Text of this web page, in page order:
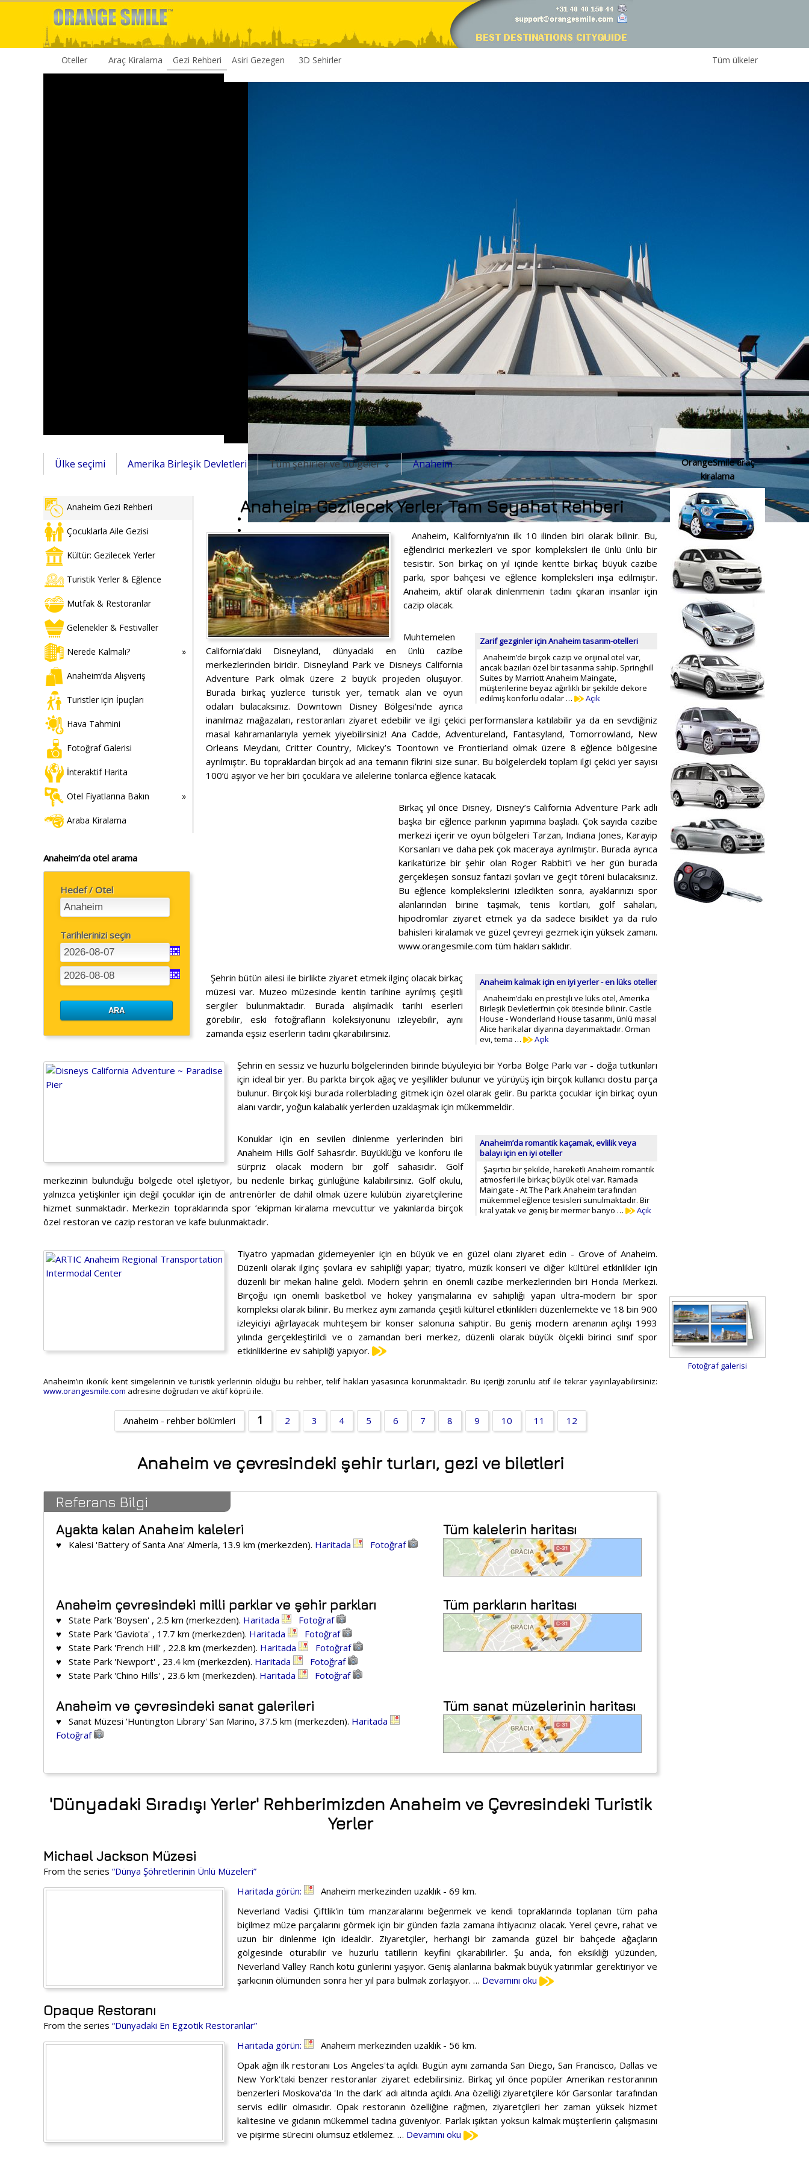
Oteller Araç Kiralama Gezi Rehberi Asiri Gezegen 3D Sehirler Tüm ülkeler
Ülke seçimi Amerika Birleşik Devletleri Tüm şehirler ve bölgeler ⇓ Anaheim
Anaheim Gezi Rehberi
Çocuklarla Aile Gezisi
Kültür: Gezilecek Yerler
Turistik Yerler & Eğlence
Mutfak & Restoranlar
Gelenekler & Festivaller
Nerede Kalmalı?
Anaheim’da Alışveriş
Turistler için İpuçları
Hava Tahmini
Fotoğraf Galerisi
İnteraktif Harita
Otel Fiyatlarına Bakın
Araba Kiralama
Anaheim’da otel arama
Hedef / Otel
Tarihlerinizi seçin
Anaheim Gezilecek Yerler. Tam Seyahat Rehberi
Anaheim, Kaliforniya’nın ilk 10 ilinden biri olarak bilinir. Bu,
eğlendirici merkezleri ve spor kompleksleri ile ünlü ünlü bir
tesistir. Son birkaç on yıl içinde kentte birkaç büyük cazibe
parkı, spor bahçesi ve eğlence kompleksleri inşa edilmiştir.
Anaheim, aktif olarak dinlenmenin tadını çıkaran insanlar için
cazip olacak.
Zarif gezginler için Anaheim tasarım-otelleri
Anaheim’de birçok cazip ve orijinal otel var,
ancak bazıları özel bir tasarıma sahip. Springhill
Suites by Marriott Anaheim Maingate,
müşterilerine beyaz ağırlıklı bir şekilde dekore
edilmiş konforlu odalar …
Açık
Muhtemelen
California’daki Disneyland, dünyadaki en ünlü cazibe
merkezlerinden biridir. Disneyland Park ve Disneys California
Adventure Park olmak üzere 2 büyük projeden oluşuyor.
Burada birkaç yüzlerce turistik yer, tematik alan ve oyun
odaları bulacaksınız. Downtown Disney Bölgesi’nde ayrıca
inanılmaz mağazaları, restoranları ziyaret edebilir ve ilgi çekici performanslara katılabilir ya da en sevdiğiniz
masal kahramanlarıyla yemek yiyebilirsiniz! Ana Cadde, Adventureland, Fantasyland, Tomorrowland, New
Orleans Meydanı, Critter Country, Mickey’s Toontown ve Frontierland olmak üzere 8 eğlence bölgesine
ayrılmıştır. Bu topraklardan birçok ad ana temanın fikrini size sunar. Bu bölgelerdeki toplam ilgi çekici yer sayısı
100’ü aşıyor ve her biri çocuklara ve ailelerine tonlarca eğlence katacak.
Birkaç yıl önce Disney, Disney’s California Adventure Park adlı
başka bir eğlence parkının yapımına başladı. Çok sayıda cazibe
merkezi içerir ve oyun bölgeleri Tarzan, Indiana Jones, Karayip
Korsanları ve daha pek çok maceraya ayrılmıştır. Burada ayrıca
karikatürize bir şehir olan Roger Rabbit’i ve her gün burada
gerçekleşen sonsuz fantazi şovları ve geçit töreni bulacaksınız.
Bu eğlence komplekslerini izledikten sonra, ayaklarınızı spor
alanlarından birine taşımak, tenis kortları, golf sahaları,
hipodromlar ziyaret etmek ya da sadece bisiklet ya da rulo
bahisleri kiralamak ve güzel çevreyi gezmek için yüksek zamanı.
www.orangesmile.com tüm hakları saklıdır.
Anaheim kalmak için en iyi yerler - en lüks oteller
Anaheim’daki en prestijli ve lüks otel, Amerika
Birleşik Devletleri’nin çok ötesinde bilinir. Castle
House - Wonderland House tasarımı, ünlü masal
Alice harikalar diyarına dayanmaktadır. Orman
evi, tema …
Açık
Şehrin bütün ailesi ile birlikte ziyaret etmek ilginç olacak birkaç
müzesi var. Muzeo müzesinde kentin tarihine ayrılmış çeşitli
sergiler bulunmaktadır. Burada alışılmadık tarihi eserleri
görebilir, eski fotoğrafların koleksiyonunu izleyebilir, aynı
zamanda eşsiz eserlerin tadını çıkarabilirsiniz.
Şehrin en sessiz ve huzurlu bölgelerinden birinde büyüleyici bir Yorba Bölge Parkı var - doğa tutkunları
için ideal bir yer. Bu parkta birçok ağaç ve yeşillikler bulunur ve yürüyüş için birçok kullanıcı dostu parça
bulunur. Birçok kişi burada rollerblading gitmek için özel olarak gelir. Bu parkta çocuklar için birkaç oyun
alanı vardır, yoğun kalabalık yerlerden uzaklaşmak için mükemmeldir.
Anaheim’da romantik kaçamak, evlilik veya
balayı için en iyi oteller
Şaşırtıcı bir şekilde, hareketli Anaheim romantik
atmosferi ile birkaç büyük otel var. Ramada
Maingate - At The Park Anaheim tarafından
mükemmel eğlence tesisleri sunulmaktadır. Bir
kral yatak ve geniş bir mermer banyo …
Açık
Konuklar için en sevilen dinlenme yerlerinden biri
Anaheim Hills Golf Sahası’dır. Büyüklüğü ve konforu ile
sürpriz olacak modern bir golf sahasıdır. Golf
merkezinin bulunduğu bölgede otel işletiyor, bu nedenle birkaç günlüğüne kalabilirsiniz. Golf okulu,
yalnızca yetişkinler için değil çocuklar için de antrenörler de dahil olmak üzere kulübün ziyaretçilerine
hizmet sunmaktadır. Merkezin topraklarında spor ’ekipman kiralama mevcuttur ve yakınlarda birçok
özel restoran ve cazip restoran ve kafe bulunmaktadır.
Tiyatro yapmadan gidemeyenler için en büyük ve en güzel olanı ziyaret edin - Grove of Anaheim.
Düzenli olarak ilginç şovlara ev sahipliği yapar; tiyatro, müzik konseri ve diğer kültürel etkinlikler için
düzenli bir mekan haline geldi. Modern şehrin en önemli cazibe merkezlerinden biri Honda Merkezi.
Birçoğu için önemli basketbol ve hokey yarışmalarına ev sahipliği yapan ultra-modern bir spor
kompleksi olarak bilinir. Bu merkez aynı zamanda çeşitli kültürel etkinlikleri düzenlemekte ve 18 bin 900
izleyiciyi ağırlayacak muhteşem bir konser salonuna sahiptir. Bu geniş modern arenanın açılışı 1993
yılında gerçekleştirildi ve o zamandan beri merkez, düzenli olarak büyük ölçekli birinci sınıf spor
etkinliklerine ev sahipliği yapıyor.
Anaheim’ın ikonik kent simgelerinin ve turistik yerlerinin olduğu bu rehber, telif hakları yasasınca korunmaktadır. Bu içeriği zorunlu atıf ile tekrar yayınlayabilirsiniz:
www.orangesmile.com adresine doğrudan ve aktif köprü ile.
Anaheim - rehber bölümleri 1 2 3 4 5 6 7 8 9 10 11 12
Anaheim ve çevresindeki şehir turları, gezi ve biletleri
Referans Bilgi
Tüm kalelerin haritası
Ayakta kalan Anaheim kaleleri
♥ Kalesi 'Battery of Santa Ana' Almería, 13.9 km (merkezden). Haritada Fotoğraf
Tüm parkların haritası
Anaheim çevresindeki milli parklar ve şehir parkları
♥ State Park 'Boysen' , 2.5 km (merkezden). Haritada
Fotoğraf
♥ State Park 'Gaviota' , 17.7 km (merkezden). Haritada
Fotoğraf
♥ State Park 'French Hill' , 22.8 km (merkezden). Haritada
Fotoğraf
♥ State Park 'Newport' , 23.4 km (merkezden). Haritada
Fotoğraf
♥ State Park 'Chino Hills' , 23.6 km (merkezden). Haritada Fotoğraf
Tüm sanat müzelerinin haritası
Anaheim ve çevresindeki sanat galerileri
♥ Sanat Müzesi 'Huntington Library' San Marino, 37.5 km (merkezden). Haritada
Fotoğraf
'Dünyadaki Sıradışı Yerler' Rehberimizden Anaheim ve Çevresindeki Turistik
Yerler
Michael Jackson Müzesi
From the series “Dünya Şöhretlerinin Ünlü Müzeleri”
Haritada görün:
Anaheim merkezinden uzaklık - 69 km.
Neverland Vadisi Çiftlik'in tüm manzaralarını beğenmek ve kendi topraklarında toplanan tüm paha
biçilmez müze parçalarını görmek için bir günden fazla zamana ihtiyacınız olacak. Yerel çevre, rahat ve
uzun bir dinlenme için idealdir. Ziyaretçiler, herhangi bir zamanda güzel bir bahçede ağaçların
gölgesinde oturabilir ve huzurlu tatillerin keyfini çıkarabilirler. Şu anda, fon eksikliği yüzünden,
Neverland Valley Ranch kötü günlerini yaşıyor. Geniş alanlarına bakmak büyük yatırımlar gerektiriyor ve
şarkıcının ölümünden sonra her yıl para bulmak zorlaşıyor. … Devamını oku
Opaque Restoranı
From the series “Dünyadaki En Egzotik Restoranlar”
Haritada görün:
Anaheim merkezinden uzaklık - 56 km.
Opak ağın ilk restoranı Los Angeles'ta açıldı. Bugün aynı zamanda San Diego, San Francisco, Dallas ve
New York'taki benzer restoranlar ziyaret edebilirsiniz. Birkaç yıl önce popüler Amerikan restoranının
benzerleri Moskova'da 'In the dark' adı altında açıldı. Ana özelliği ziyaretçilere kör Garsonlar tarafından
servis edilir olmasıdır. Opak restoranın özelliğine rağmen, ziyaretçileri her zaman yüksek hizmet
kalitesine ve gıdanın mükemmel tadına güveniyor. Parlak ışıktan yoksun kalmak müşterilerin çalışmasını
ve pişirme sürecini olumsuz etkilemez. … Devamını oku
OrangeSmile araç
kiralama
Fotoğraf galerisi